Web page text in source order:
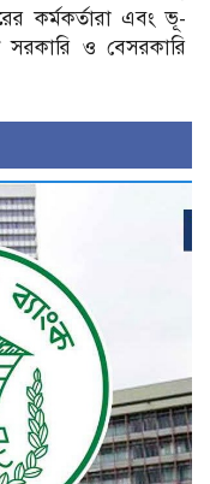
কর্মকর্তারা এবং ভূ-
সরকারি ও বেসরকারি